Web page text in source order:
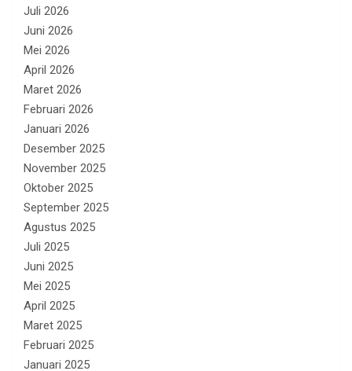
Juli 2026
Juni 2026
Mei 2026
April 2026
Maret 2026
Februari 2026
Januari 2026
Desember 2025
November 2025
Oktober 2025
September 2025
Agustus 2025
Juli 2025
Juni 2025
Mei 2025
April 2025
Maret 2025
Februari 2025
Januari 2025